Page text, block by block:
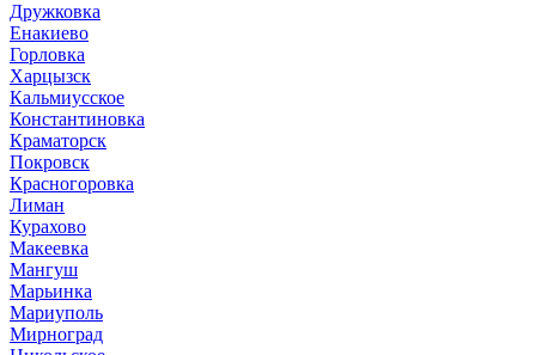
Дружковка
Енакиево
Горловка
Харцызск
Кальмиусское
Константиновка
Краматорск
Покровск
Красногоровка
Лиман
Курахово
Макеевка
Мангуш
Марьинка
Мариуполь
Мирноград